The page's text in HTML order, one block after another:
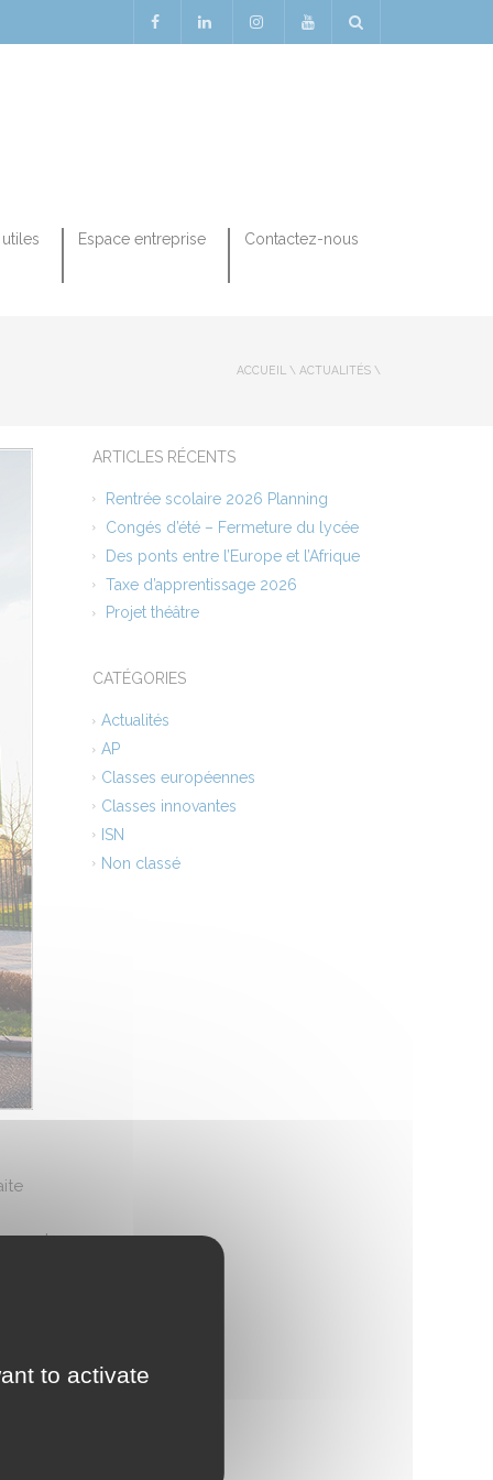
Espace entreprise Contactez-nous
ACCUEIL \ ACTUALITÉS \
ARTICLES RÉCENTS
Rentrée scolaire 2026 Planning
Congés d’été – Fermeture du lycée
Des ponts entre l’Europe et l’Afrique
Taxe d’apprentissage 2026
Projet théâtre
CATÉGORIES
Actualités
AP
Classes européennes
Classes innovantes
ISN
Non classé
to activate